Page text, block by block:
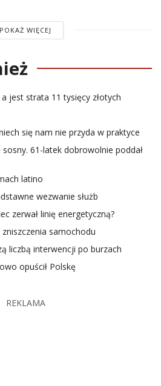
POKAŻ WIĘCEJ
jest strata 11 tysięcy złotych
się nam nie przyda w praktyce
sosny. 61-latek dobrowolnie poddał
latino
wezwanie służb
zerwał linię energetyczną?
samochodu
liczbą interwencji po burzach
opuścił Polskę
REKLAMA